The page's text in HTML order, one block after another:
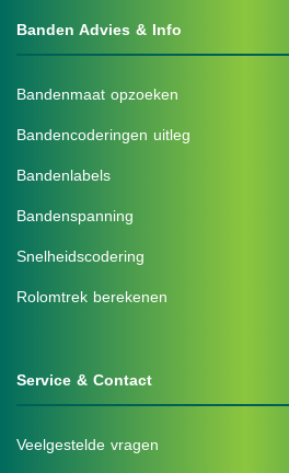
Banden Advies & Info
Bandenmaat opzoeken
Bandencoderingen uitleg
Bandenlabels
Bandenspanning
Snelheidscodering
Rolomtrek berekenen
Service & Contact
Veelgestelde vragen